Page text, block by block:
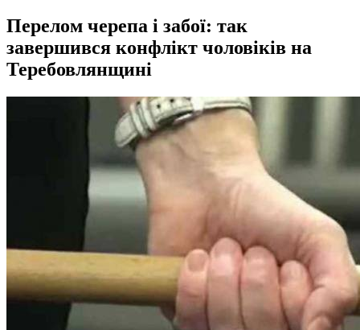
Перелом черепа і забої: так
завершився конфлікт чоловіків на
Теребовлянщині